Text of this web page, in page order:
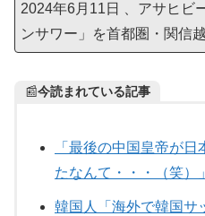
2024年6月11日 、アサヒビ
ンサワー」を首都圏・関信
📰今読まれている記事
「最後の中国皇帝が
たなんて・・・（笑）
韓国人「海外で韓国サ